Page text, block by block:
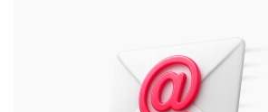
Планшеты Хонор